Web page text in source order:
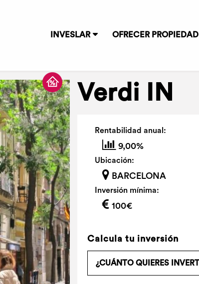
INVESLAR OFRECER PROPIEDAD
Verdi IN
Rentabilidad anual:
9,00%
Ubicación:
BARCELONA
Inversión mínima:
100€
Calcula tu inversión